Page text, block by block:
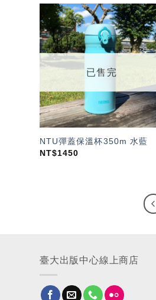
加入
「願
望輕
已售完
NTU彈蓋保溫杯350m 水藍
NT$1450
臺大出版中心線上商店